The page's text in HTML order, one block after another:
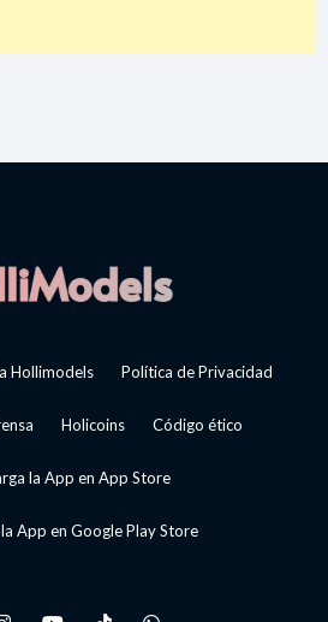
Hollimodels Política de Privacidad
Holicoins Código ético
la App en App Store
App en Google Play Store